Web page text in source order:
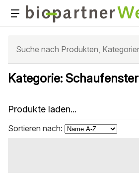
Kategorie: Schaufenster
Produkte laden...
Sortieren nach: